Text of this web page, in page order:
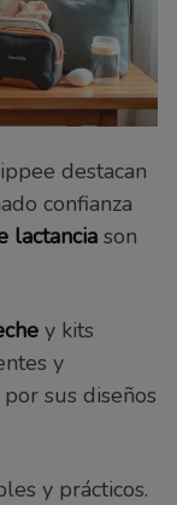
destacan
confianza
lactancia son
y kits
y
sus diseños
y prácticos.